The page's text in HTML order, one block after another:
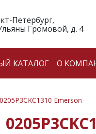
Петербург,
Громовой, д. 4
КАТАЛОГ О
0205P3CKC1310 Emerson